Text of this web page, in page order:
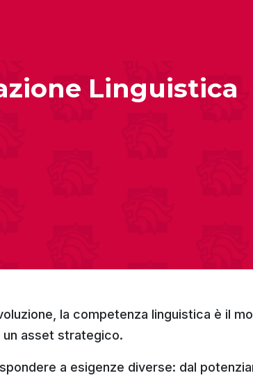
Linguistica
la competenza linguistica è il
un asset strategico.
a esigenze diverse: dal